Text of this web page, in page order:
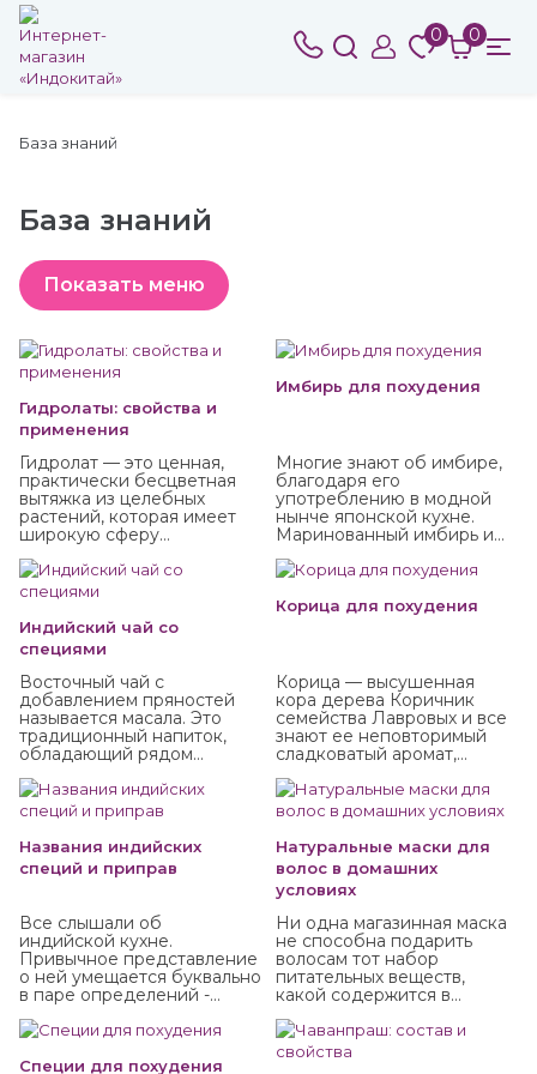
0 0
База знаний
База знаний
Гидролаты: свойства и
применения
Гидролат — это ценная,
практически бесцветная
вытяжка из целебных
растений, которая имеет
широкую сферу
методом паровой
дистилляции при
температуре 70-90
градусов из корней,
плодов и других частей
растений. При этом
вещества совершенно не
разрушаются, а вот аромат
может и поменяться.
Купите различные
натуральные гидролаты в
интернет-магазине
ИндоКитай с доставкой по
России.
Имбирь для похудения
Многие знают об имбире,
благодаря его
употреблению в модной
нынче японской кухне.
Маринованный имбирь и
полезны, но можно и даже
сыром виде, так он отдает
Индийский чай со
специями
Восточный чай с
добавлением пряностей
называется масала. Это
традиционный напиток,
обладающий рядом
свойств. Он способен
укрепить иммунитет,
очистить организм от
шлаков и холестерина,
способствовать
похудению, улучшить
нервную систему.
Корица для похудения
Корица — высушенная
кора дерева Коричник
семейства Лавровых и все
знают ее неповторимый
сладковатый аромат,
булочках и других сластях.
Но кроме как кулинарная
добавка корица активно
используется и для
балансирования
употребления сахара и
соли и похудения. Она
полезна как в виде
сыпучей пряности, так и в
качестве эфирного масла.
Приобрести их вы можете
в интернет-магазине
ИндоКитай с доставкой по
России.
Названия индийских
специй и приправ
Все слышали об
индийской кухне.
Привычное представление
о ней умещается буквально
в паре определений -
одной стороны, это так, но
десятой доли того, что
Натуральные маски для
волос в домашних
условиях
Ни одна магазинная маска
не способна подарить
волосам тот набор
питательных веществ,
какой содержится в
масках. Это и ценный
белок, и витамины, и
Специи для похудения